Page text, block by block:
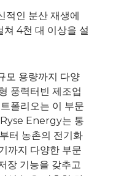
인 분산 재생에
4천 대 이상을 설
모 용량까지 다양
풍력터빈 제조업
폴리오는 이 부문
Ryse Energy는 통
터 농촌의 전기화
까지 다양한 부문
장 기능을 갖추고